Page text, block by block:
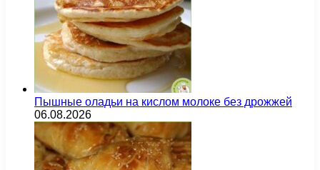
Пышные оладьи на кислом молоке без дрожжей
06.08.2026